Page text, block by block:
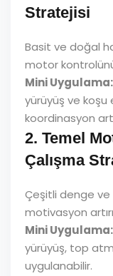
Stratejisi
Basit ve doğal
motor
Mini Uygulama:
yürüyüş ve
koordinasyon
2. Temel
Çalışma
Çeşitli denge ve
motivasyon
Mini Uygulama:
yürüyüş, top
uygulanabilir.